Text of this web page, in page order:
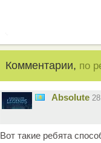
Комментарии, по
Absolute
Вот такие ребята